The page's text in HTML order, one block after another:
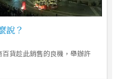
說？
貨趁此銷售的良機，舉辦許